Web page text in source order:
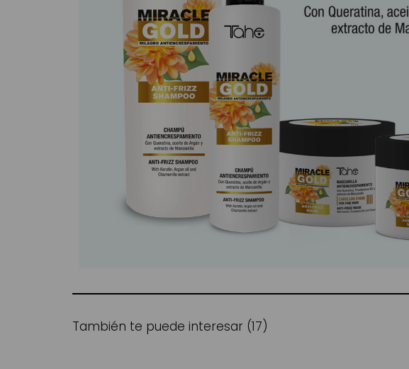
También te puede interesar (17)